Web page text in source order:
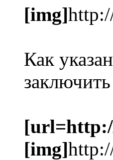
[img]
Как
[img]